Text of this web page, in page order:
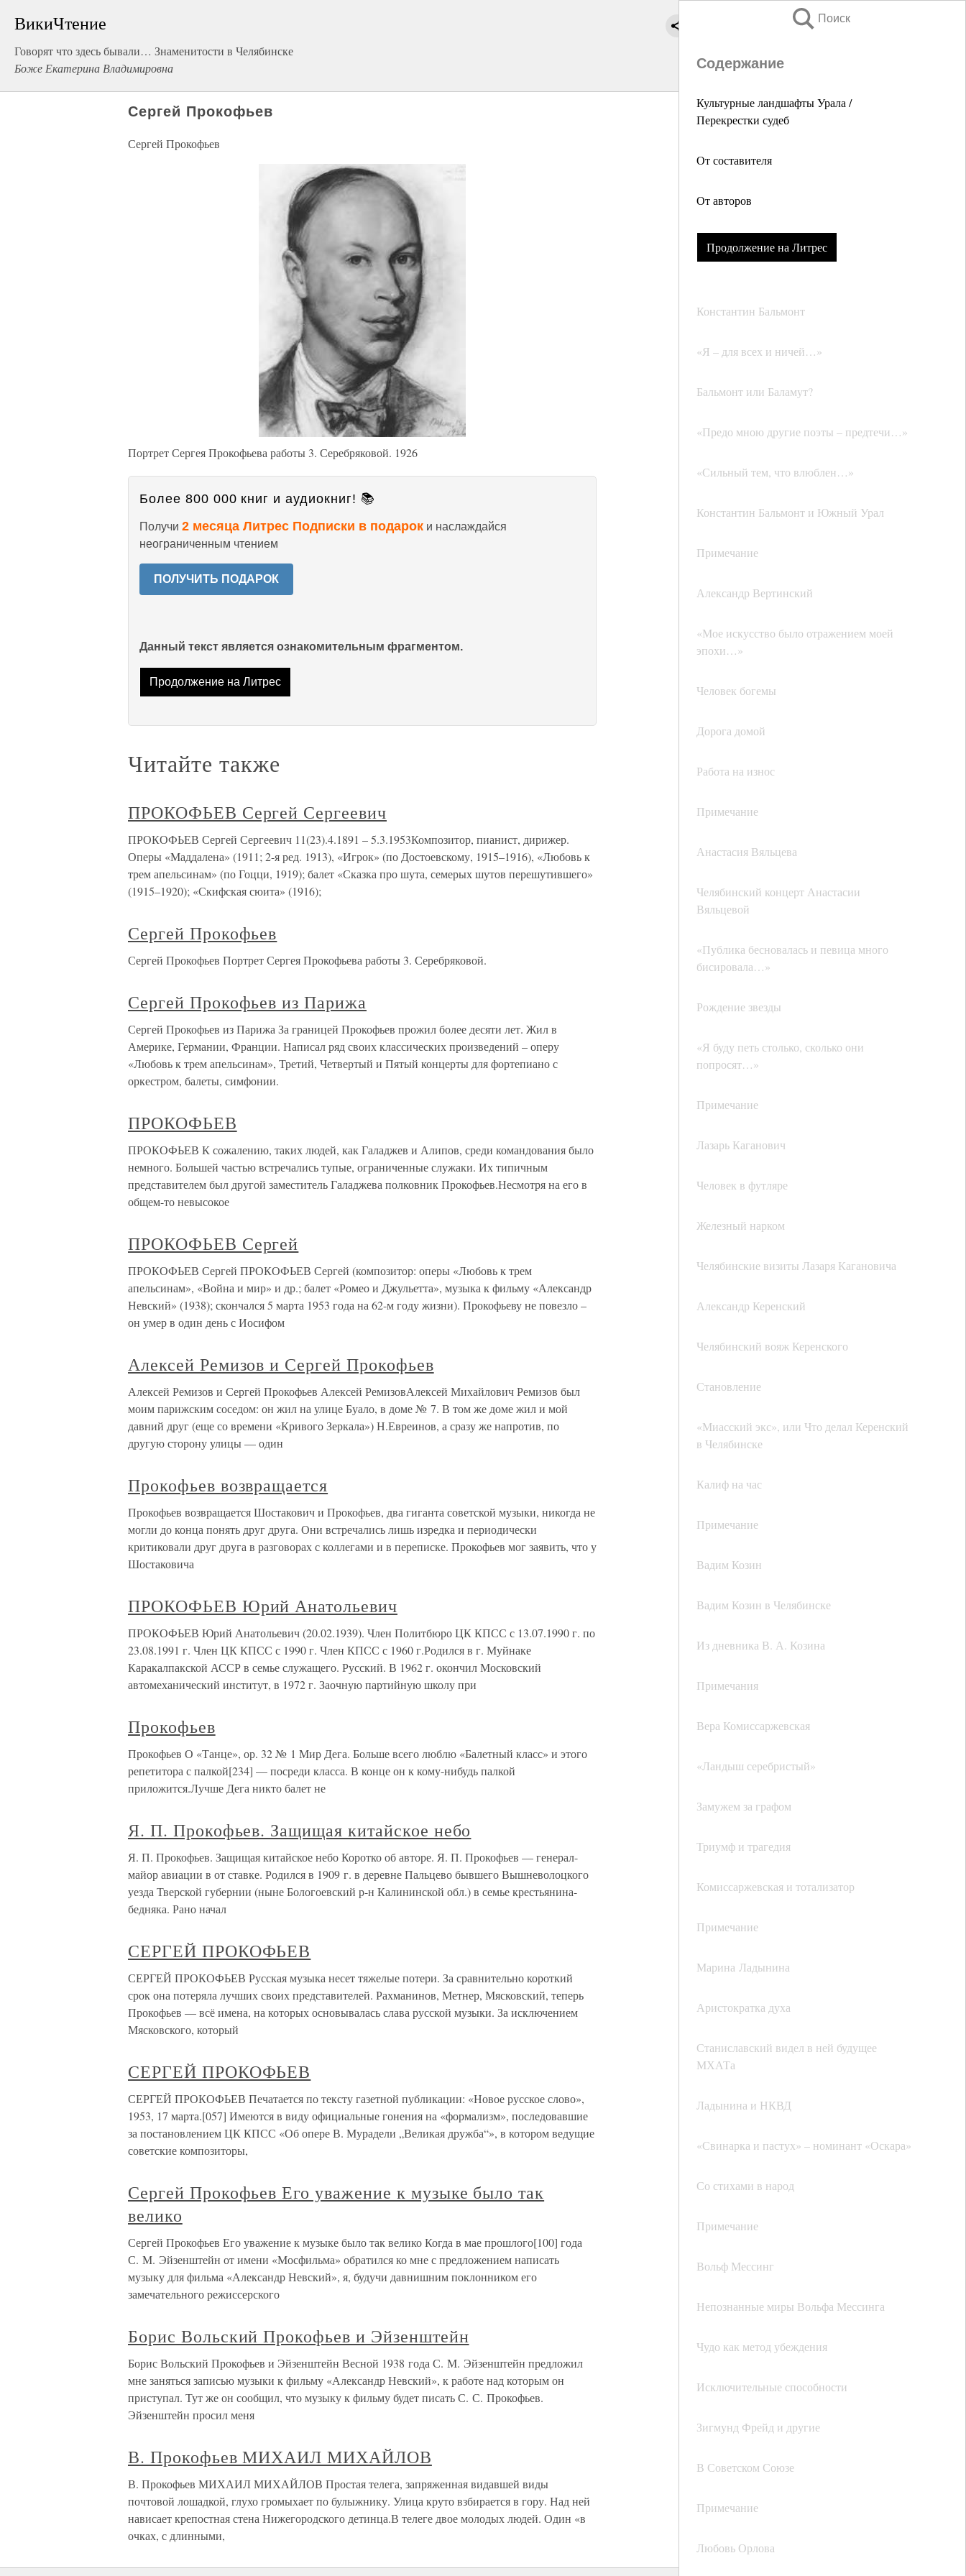
ВикиЧтение
Говорят что здесь бывали… Знаменитости в Челябинске
Боже Екатерина Владимировна
Поиск
Содержание
Культурные ландшафты Урала /
Перекрестки судеб
От составителя
От авторов
Продолжение на Литрес
Константин Бальмонт
«Я – для всех и ничей…»
Бальмонт или Баламут?
«Предо мною другие поэты – предтечи…»
«Сильный тем, что влюблен…»
Константин Бальмонт и Южный Урал
Примечание
Александр Вертинский
«Мое искусство было отражением моей
эпохи…»
Человек богемы
Дорога домой
Работа на износ
Примечание
Анастасия Вяльцева
Челябинский концерт Анастасии
Вяльцевой
«Публика бесновалась и певица много
бисировала…»
Рождение звезды
«Я буду петь столько, сколько они
попросят…»
Примечание
Лазарь Каганович
Человек в футляре
Железный нарком
Челябинские визиты Лазаря Кагановича
Александр Керенский
Челябинский вояж Керенского
Становление
«Миасский экс», или Что делал Керенский
в Челябинске
Калиф на час
Примечание
Вадим Козин
Вадим Козин в Челябинске
Из дневника В. А. Козина
Примечания
Вера Комиссаржевская
«Ландыш серебристый»
Замужем за графом
Триумф и трагедия
Комиссаржевская и тотализатор
Примечание
Марина Ладынина
Аристократка духа
Станиславский видел в ней будущее
МХАТа
Ладынина и НКВД
«Свинарка и пастух» – номинант «Оскара»
Со стихами в народ
Примечание
Вольф Мессинг
Непознанные миры Вольфа Мессинга
Чудо как метод убеждения
Исключительные способности
Зигмунд Фрейд и другие
В Советском Союзе
Примечание
Любовь Орлова
Сергей Прокофьев
Сергей Прокофьев
Портрет Сергея Прокофьева работы 3. Серебряковой. 1926
Более 800 000 книг и аудиокниг! 📚
Получи 2 месяца Литрес Подписки в подарок и наслаждайся
неограниченным чтением
ПОЛУЧИТЬ ПОДАРОК
Данный текст является ознакомительным фрагментом.
Продолжение на Литрес
Читайте также
ПРОКОФЬЕВ Сергей Сергеевич
ПРОКОФЬЕВ Сергей Сергеевич 11(23).4.1891 – 5.3.1953Композитор, пианист, дирижер.
Оперы «Маддалена» (1911; 2-я ред. 1913), «Игрок» (по Достоевскому, 1915–1916), «Любовь к
трем апельсинам» (по Гоцци, 1919); балет «Сказка про шута, семерых шутов перешутившего»
(1915–1920); «Скифская сюита» (1916);
Сергей Прокофьев
Сергей Прокофьев Портрет Сергея Прокофьева работы 3. Серебряковой.
Сергей Прокофьев из Парижа
Сергей Прокофьев из Парижа За границей Прокофьев прожил более десяти лет. Жил в
Америке, Германии, Франции. Написал ряд своих классических произведений – оперу
«Любовь к трем апельсинам», Третий, Четвертый и Пятый концерты для фортепиано с
оркестром, балеты, симфонии.
ПРОКОФЬЕВ
ПРОКОФЬЕВ К сожалению, таких людей, как Галаджев и Алипов, среди командования было
немного. Большей частью встречались тупые, ограниченные служаки. Их типичным
представителем был другой заместитель Галаджева полковник Прокофьев.Несмотря на его в
общем-то невысокое
ПРОКОФЬЕВ Сергей
ПРОКОФЬЕВ Сергей ПРОКОФЬЕВ Сергей (композитор: оперы «Любовь к трем
апельсинам», «Война и мир» и др.; балет «Ромео и Джульетта», музыка к фильму «Александр
Невский» (1938); скончался 5 марта 1953 года на 62-м году жизни). Прокофьеву не повезло –
он умер в один день с Иосифом
Алексей Ремизов и Сергей Прокофьев
Алексей Ремизов и Сергей Прокофьев Алексей РемизовАлексей Михайлович Ремизов был
моим парижским соседом: он жил на улице Буало, в доме № 7. В том же доме жил и мой
давний друг (еще со времени «Кривого Зеркала») Н.Евреинов, а сразу же напротив, по
другую сторону улицы — один
Прокофьев возвращается
Прокофьев возвращается Шостакович и Прокофьев, два гиганта советской музыки, никогда не
могли до конца понять друг друга. Они встречались лишь изредка и периодически
критиковали друг друга в разговорах с коллегами и в переписке. Прокофьев мог заявить, что у
Шостаковича
ПРОКОФЬЕВ Юрий Анатольевич
ПРОКОФЬЕВ Юрий Анатольевич (20.02.1939). Член Политбюро ЦК КПСС с 13.07.1990 г. по
23.08.1991 г. Член ЦК КПСС с 1990 г. Член КПСС с 1960 г.Родился в г. Муйнаке
Каракалпакской АССР в семье служащего. Русский. В 1962 г. окончил Московский
автомеханический институт, в 1972 г. Заочную партийную школу при
Прокофьев
Прокофьев О «Танце», ор. 32 № 1 Мир Дега. Больше всего люблю «Балетный класс» и этого
репетитора с палкой[234] — посреди класса. В конце он к кому-нибудь палкой
приложится.Лучше Дега никто балет не
Я. П. Прокофьев. Защищая китайское небо
Я. П. Прокофьев. Защищая китайское небо Коротко об авторе. Я. П. Прокофьев — генерал-
майор авиации в от ставке. Родился в 1909 г. в деревне Пальцево бывшего Вышневолоцкого
уезда Тверской губернии (ныне Бологоевский р-н Калининской обл.) в семье крестьянина-
бедняка. Рано начал
СЕРГЕЙ ПРОКОФЬЕВ
СЕРГЕЙ ПРОКОФЬЕВ Русская музыка несет тяжелые потери. За сравнительно короткий
срок она потеряла лучших своих представителей. Рахманинов, Метнер, Мясковский, теперь
Прокофьев — всё имена, на которых основывалась слава русской музыки. За исключением
Мясковского, который
СЕРГЕЙ ПРОКОФЬЕВ
СЕРГЕЙ ПРОКОФЬЕВ Печатается по тексту газетной публикации: «Новое русское слово»,
1953, 17 марта.[057] Имеются в виду официальные гонения на «формализм», последовавшие
за постановлением ЦК КПСС «Об опере В. Мурадели „Великая дружба“», в котором ведущие
советские композиторы,
Сергей Прокофьев Его уважение к музыке было так
велико
Сергей Прокофьев Его уважение к музыке было так велико Когда в мае прошлого[100] года
С. М. Эйзенштейн от имени «Мосфильма» обратился ко мне с предложением написать
музыку для фильма «Александр Невский», я, будучи давнишним поклонником его
замечательного режиссерского
Борис Вольский Прокофьев и Эйзенштейн
Борис Вольский Прокофьев и Эйзенштейн Весной 1938 года С. М. Эйзенштейн предложил
мне заняться записью музыки к фильму «Александр Невский», к работе над которым он
приступал. Тут же он сообщил, что музыку к фильму будет писать С. С. Прокофьев.
Эйзенштейн просил меня
В. Прокофьев МИХАИЛ МИХАЙЛОВ
В. Прокофьев МИХАИЛ МИХАЙЛОВ Простая телега, запряженная видавшей виды
почтовой лошадкой, глухо громыхает по булыжнику. Улица круто взбирается в гору. Над ней
нависает крепостная стена Нижегородского детинца.В телеге двое молодых людей. Один «в
очках, с длинными,